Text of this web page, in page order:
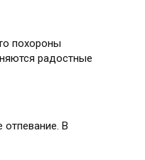
похороны
радостные
отпевание. В